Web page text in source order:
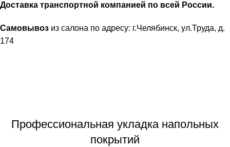
Доставка транспортной компанией по всей России.
Самовывоз из салона по адресу: г.Челябинск, ул.Труда, д.
174
Профессиональная укладка напольных
покрытий